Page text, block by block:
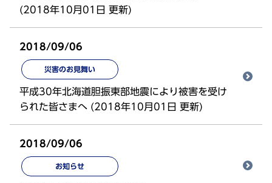
(2018年10月01日 更新)
2018/09/06
災害のお見舞い
平成30年北海道胆振東部地震により被害を受け
られた皆さまへ (2018年10月01日 更新)
2018/09/06
お知らせ